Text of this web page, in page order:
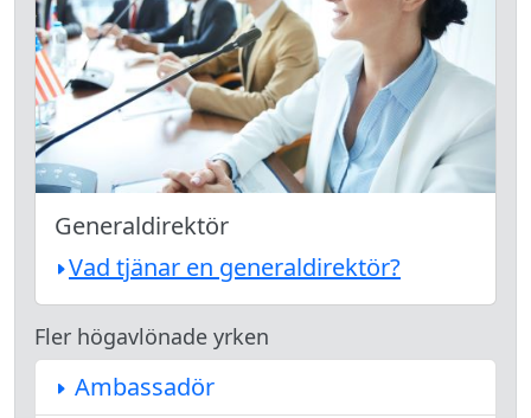
Generaldirektör
Vad tjänar en generaldirektör?
Fler högavlönade yrken
Ambassadör